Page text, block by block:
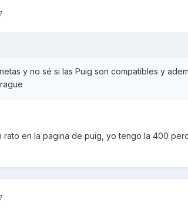
y no sé si las Puig son compatibles y
rato en la pagina de puig, yo tengo la 400